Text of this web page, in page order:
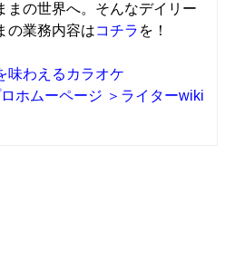
まの世界へ。そんなデイリー
の業務内容はコチラ を！
味わえるカラオケ
ホムーページ ＞ライターwiki